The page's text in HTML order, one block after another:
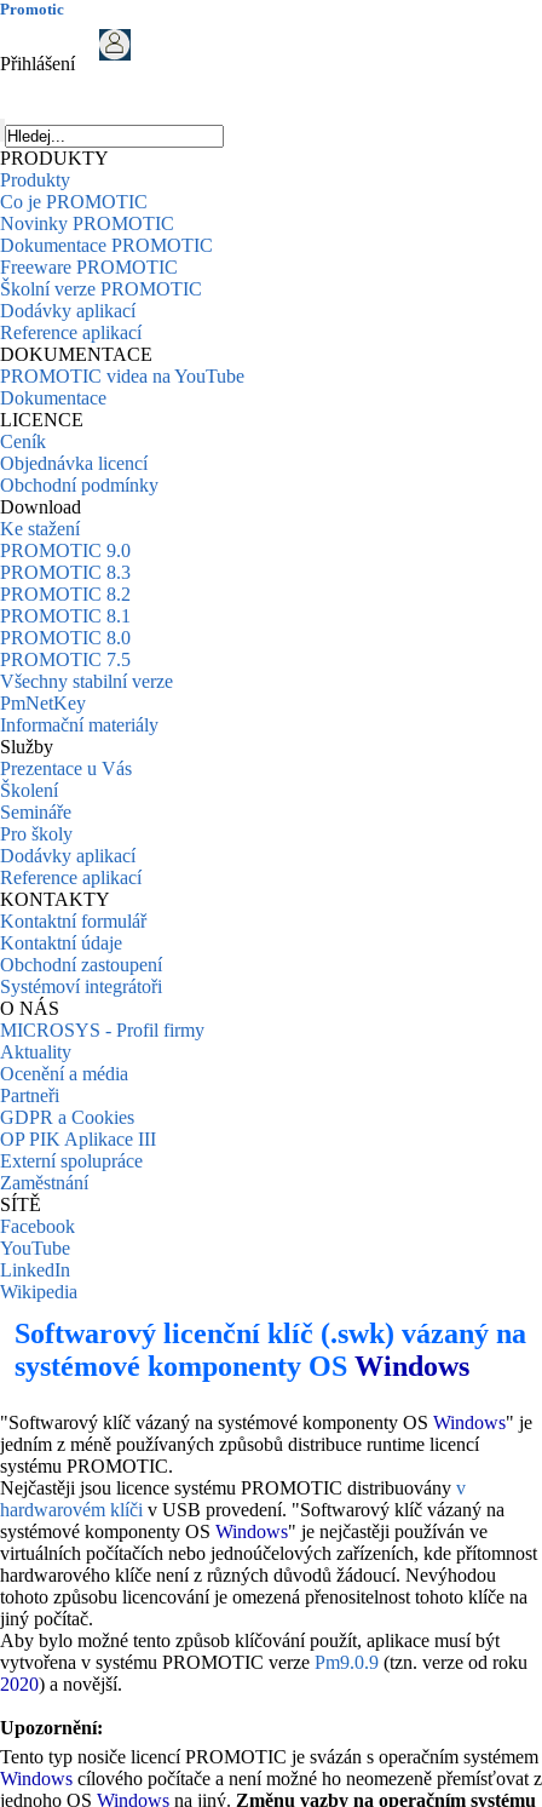
Promotic
Přihlášení
PRODUKTY
Produkty
Co je PROMOTIC
Novinky PROMOTIC
Dokumentace PROMOTIC
Freeware PROMOTIC
Školní verze PROMOTIC
Dodávky aplikací
Reference aplikací
DOKUMENTACE
PROMOTIC videa na YouTube
Dokumentace
LICENCE
Ceník
Objednávka licencí
Obchodní podmínky
Download
Ke stažení
PROMOTIC 9.0
PROMOTIC 8.3
PROMOTIC 8.2
PROMOTIC 8.1
PROMOTIC 8.0
PROMOTIC 7.5
Všechny stabilní verze
PmNetKey
Informační materiály
Služby
Prezentace u Vás
Školení
Semináře
Pro školy
Dodávky aplikací
Reference aplikací
KONTAKTY
Kontaktní formulář
Kontaktní údaje
Obchodní zastoupení
Systémoví integrátoři
O NÁS
MICROSYS - Profil firmy
Aktuality
Ocenění a média
Partneři
GDPR a Cookies
OP PIK Aplikace III
Externí spolupráce
Zaměstnání
SÍTĚ
Facebook
YouTube
LinkedIn
Wikipedia
Softwarový licenční klíč (.swk) vázaný na
systémové komponenty OS Windows
"Softwarový klíč vázaný na systémové komponenty OS Windows" je
jedním z méně používaných způsobů distribuce runtime licencí
systému PROMOTIC.
Nejčastěji jsou licence systému PROMOTIC distribuovány v
hardwarovém klíči v USB provedení. "Softwarový klíč vázaný na
systémové komponenty OS Windows" je nejčastěji používán ve
virtuálních počítačích nebo jednoúčelových zařízeních, kde přítomnost
hardwarového klíče není z různých důvodů žádoucí. Nevýhodou
tohoto způsobu licencování je omezená přenositelnost tohoto klíče na
jiný počítač.
Aby bylo možné tento způsob klíčování použít, aplikace musí být
vytvořena v systému PROMOTIC verze Pm9.0.9 (tzn. verze od roku
2020) a novější.
Upozornění:
Tento typ nosiče licencí PROMOTIC je svázán s operačním systémem
Windows cílového počítače a není možné ho neomezeně přemísťovat z
jednoho OS Windows na jiný. Změnu vazby na operačním systému